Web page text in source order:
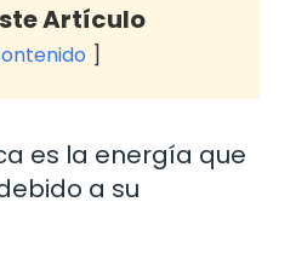
Artículo
es la energía que
a su